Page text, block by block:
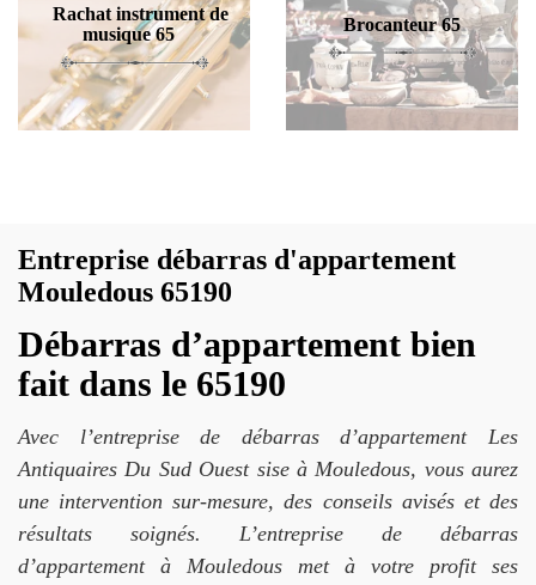
Rachat instrument de
musique 65
Brocanteur 65
Entreprise débarras d'appartement
Mouledous 65190
Débarras d’appartement bien
fait dans le 65190
Avec l’entreprise de débarras d’appartement Les
Antiquaires Du Sud Ouest sise à Mouledous, vous aurez
une intervention sur-mesure, des conseils avisés et des
résultats soignés. L’entreprise de débarras
d’appartement à Mouledous met à votre profit ses